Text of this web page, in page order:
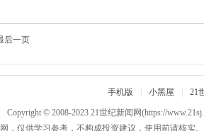
后一页
手机版 小黑屋 21
Copyright © 2008-2023 21世纪新闻网(https://
，仅供学习参考，不构成投资建议，使用前请核实